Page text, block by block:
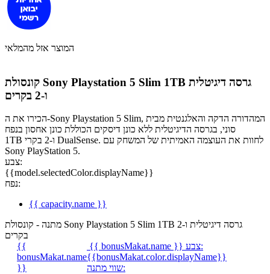
המוצר אזל מהמלאי
קונסולת Sony Playstation 5 Slim 1TB גרסה דיגיטלית
ו-2 בקרים
הכירו את ה-Sony Playstation 5 Slim, המהדורה הדקה והאלגנטית מבית
סוני, בגרסה הדיגיטלית ללא כונן דיסקים הכוללת כונן אחסון בנפח
1TB ו-2 בקרי DualSense. לחוות את העוצמה האמיתית של המשחק עם
Sony PlayStation 5.
צבע:
{{model.selectedColor.displayName}}
נפח:
{{ capacity.name }}
מתנה - קונסולת Sony Playstation 5 Slim 1TB גרסה דיגיטלית ו-2
בקרים
{{
bonusMakat.name
}}
{{ bonusMakat.name }}
צבע:
{{bonusMakat.color.displayName}}
שווי מתנה: